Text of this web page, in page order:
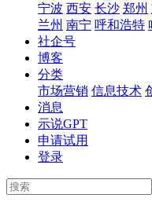
宁波 西安 长沙 郑州
兰州 南宁 呼和浩特
社企号
博客
分类
市场营销 信息技术
消息
示说GPT
申请试用
登录